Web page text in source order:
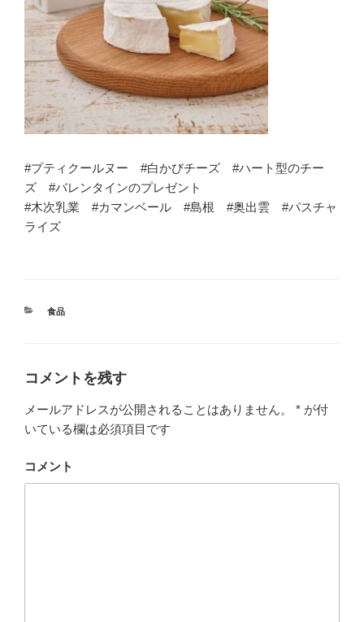
#プティクールヌー #白かびチーズ #ハート型のチー
ズ #バレンタインのプレゼント
#木次乳業 #カマンベール #島根 #奥出雲 #パスチャ
ライズ
カ
ー
食品
コメントを残す
メールアドレスが公開されることはありません。 * が付
いている欄は必須項目です
コメント